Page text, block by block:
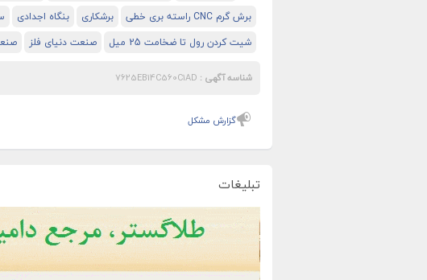
برش گرم CNC راسته بری خطی
برشکاری بنگاه اجدادی
شیت کردن رول تا ضخامت 25 میل
صنعت دنیای فلز
شناسه آگهی :
گزارش مشکل
تبلیغات